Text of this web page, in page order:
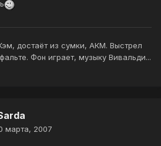
достаёт из сумки, АКМ. Выстрел
Фон играет, музыку Вивальди...
марта, 2007